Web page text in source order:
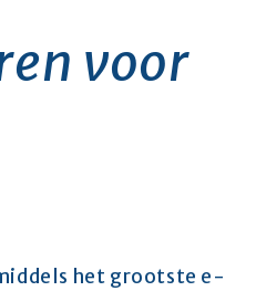
voor
het grootste e-